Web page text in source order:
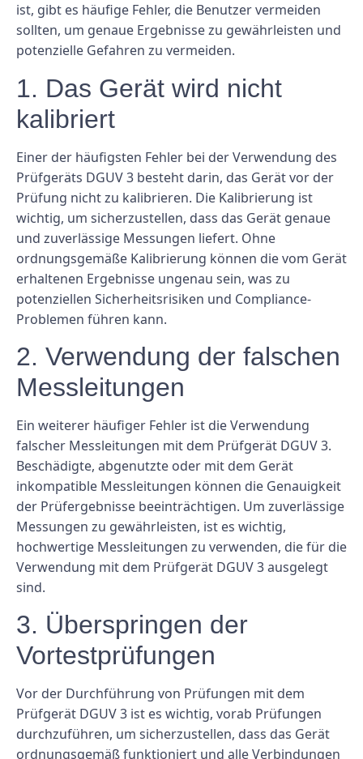
ist, gibt es häufige Fehler, die Benutzer vermeiden
sollten, um genaue Ergebnisse zu gewährleisten und
potenzielle Gefahren zu vermeiden.
1. Das Gerät wird nicht
kalibriert
Einer der häufigsten Fehler bei der Verwendung des
Prüfgeräts DGUV 3 besteht darin, das Gerät vor der
Prüfung nicht zu kalibrieren. Die Kalibrierung ist
wichtig, um sicherzustellen, dass das Gerät genaue
und zuverlässige Messungen liefert. Ohne
ordnungsgemäße Kalibrierung können die vom Gerät
erhaltenen Ergebnisse ungenau sein, was zu
potenziellen Sicherheitsrisiken und Compliance-
Problemen führen kann.
2. Verwendung der falschen
Messleitungen
Ein weiterer häufiger Fehler ist die Verwendung
falscher Messleitungen mit dem Prüfgerät DGUV 3.
Beschädigte, abgenutzte oder mit dem Gerät
inkompatible Messleitungen können die Genauigkeit
der Prüfergebnisse beeinträchtigen. Um zuverlässige
Messungen zu gewährleisten, ist es wichtig,
hochwertige Messleitungen zu verwenden, die für die
Verwendung mit dem Prüfgerät DGUV 3 ausgelegt
sind.
3. Überspringen der
Vortestprüfungen
Vor der Durchführung von Prüfungen mit dem
Prüfgerät DGUV 3 ist es wichtig, vorab Prüfungen
durchzuführen, um sicherzustellen, dass das Gerät
ordnungsgemäß funktioniert und alle Verbindungen